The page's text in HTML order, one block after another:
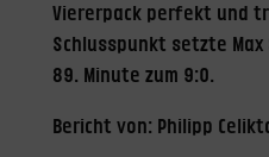
Viererpack perfekt und
Schlusspunkt setzte
89. Minute zum 9:0.
Bericht von: Philipp